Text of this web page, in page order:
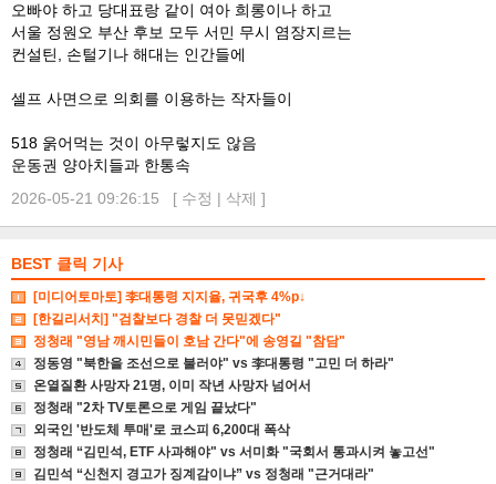
오빠야 하고 당대표랑 같이 여아 희롱이나 하고
서울 정원오 부산 후보 모두 서민 무시 염장지르는
컨설틴, 손털기나 해대는 인간들에
셀프 사면으로 의회를 이용하는 작자들이
518 욹어먹는 것이 아무렇지도 않음
운동권 양아치들과 한통속
2026-05-21 09:26:15 [ 수정 | 삭제 ]
BEST 클릭 기사
[미디어토마토] 李대통령 지지율, 귀국후 4%p↓
[한길리서치] "검찰보다 경찰 더 못믿겠다"
정청래 "영남 깨시민들이 호남 간다"에 송영길 "참담"
정동영 "북한을 조선으로 불러야" vs 李대통령 "고민 더 하라"
온열질환 사망자 21명, 이미 작년 사망자 넘어서
정청래 "2차 TV토론으로 게임 끝났다"
외국인 '반도체 투매'로 코스피 6,200대 폭삭
정청래 “김민석, ETF 사과해야" vs 서미화 "국회서 통과시켜 놓고선"
김민석 “신천지 경고가 징계감이냐” vs 정청래 "근거대라"